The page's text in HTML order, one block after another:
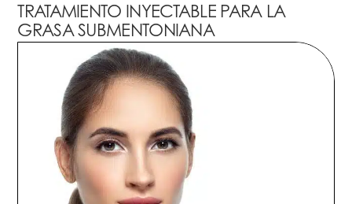
TRATAMIENTO INYECTABLE PARA LA
GRASA SUBMENTONIANA